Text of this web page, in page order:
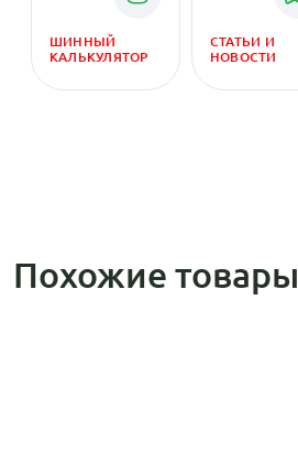
ШИННЫЙ
КАЛЬКУЛЯТОР
СТАТЬИ И
НОВОСТИ
Похожие товары